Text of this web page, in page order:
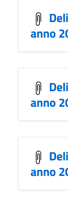
anno
anno
anno